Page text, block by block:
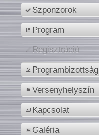
Szponzorok
Program
Regisztráció
Programbizottság
Versenyhelyszín
Kapcsolat
Galéria